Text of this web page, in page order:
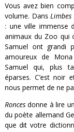
Vous avez bien
volume. DansLimbes
: une ville immense
animaux du Zoo qui
Samuel ont grandi
amoureux de
Samuel qui, plus
éparses. C’est noir
nous permet de ne
Ronces donne à lire
du poète allemand
que dit votre